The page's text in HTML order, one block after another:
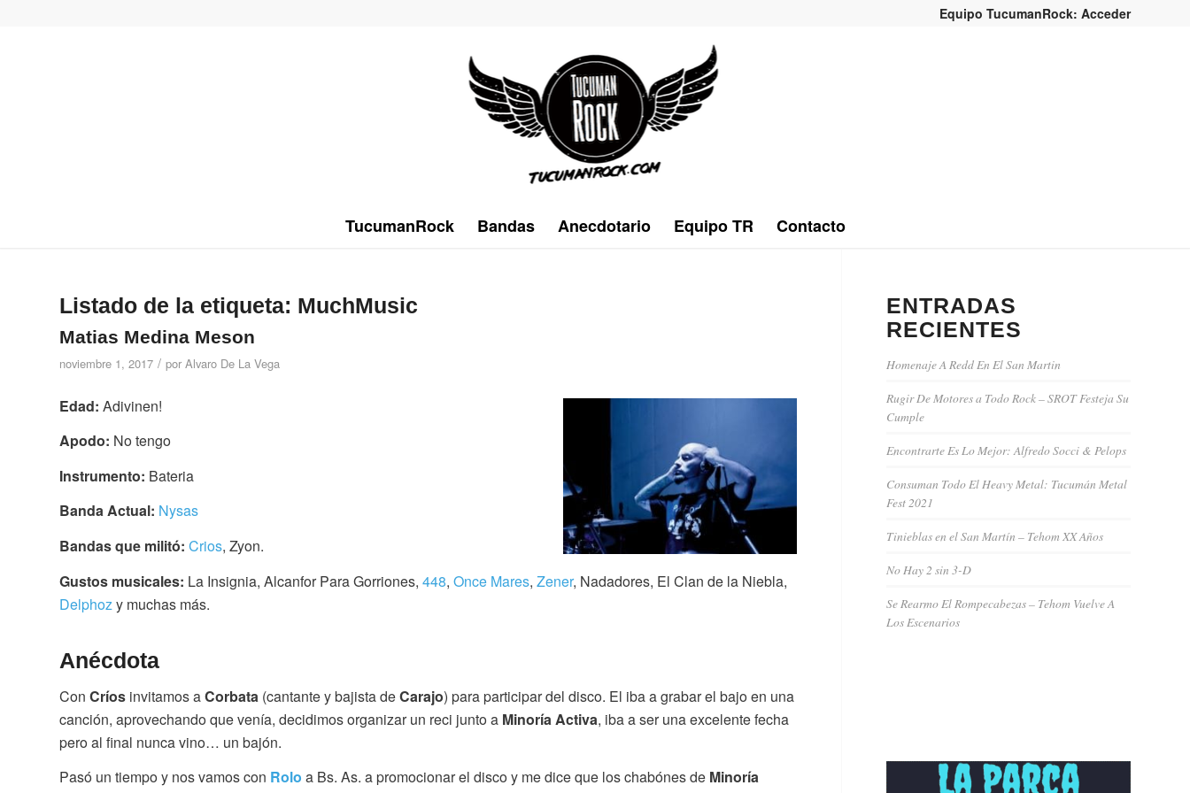
Equipo TucumanRock: Acceder
TucumanRock Bandas Anecdotario Equipo TR Contacto
Listado de la etiqueta: MuchMusic
Matias Medina Meson
noviembre 1, 2017 / por Alvaro De La Vega
Edad: Adivinen!
Apodo: No tengo
Instrumento: Bateria
Banda Actual: Nysas
Bandas que militó: Crios, Zyon.
Gustos musicales: La Insignia, Alcanfor Para Gorriones, 448, Once Mares, Zener, Nadadores, El Clan de la Niebla,
Delphoz y muchas más.
Anécdota
Con Críos invitamos aCorbata (cantante y bajista deCarajo) para participar del disco. El iba a grabar el bajo en una
canción, aprovechando que venía, decidimos organizar un reci junto a Minoría Activa, iba a ser una excelente fecha
pero al final nunca vino… un bajón.
Pasó un tiempo y nos vamos con Rolo a Bs. As. a promocionar el disco y me dice que los chabónes de Minoría
ENTRADAS
RECIENTES
Homenaje A Redd En El San Martin
Rugir De Motores a Todo Rock – SROT Festeja Su
Cumple
Encontrarte Es Lo Mejor: Alfredo Socci & Pelops
Consuman Todo El Heavy Metal: Tucumán Metal
Fest 2021
Tinieblas en el San Martín – Tehom XX Años
No Hay 2 sin 3-D
Se Rearmo El Rompecabezas – Tehom Vuelve A
Los Escenarios